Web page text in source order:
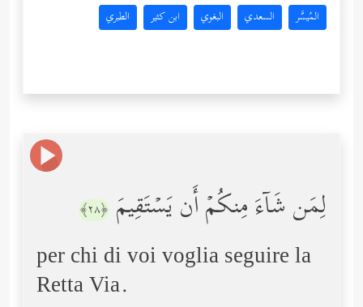
المُيسَّر السعدي البغوي ابن كثير الطبري
لِمَن شَاۤءَ مِنكُمۡ أَن یَسۡتَقِیمَ ﴿٢٨﴾
per chi di voi voglia seguire la
Retta Via.